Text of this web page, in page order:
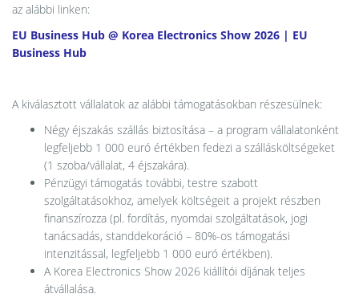
az alábbi linken:
EU Business Hub @ Korea Electronics Show 2026 | EU
Business Hub
A kiválasztott vállalatok az alábbi támogatásokban részesülnek:
Négy éjszakás szállás biztosítása – a program vállalatonként
legfeljebb 1 000 euró értékben fedezi a szállásköltségeket
(1 szoba/vállalat, 4 éjszakára).
Pénzügyi támogatás további, testre szabott
szolgáltatásokhoz, amelyek költségeit a projekt részben
finanszírozza (pl. fordítás, nyomdai szolgáltatások, jogi
tanácsadás, standdekoráció – 80%-os támogatási
intenzitással, legfeljebb 1 000 euró értékben).
A Korea Electronics Show 2026 kiállítói díjának teljes
átvállalása.